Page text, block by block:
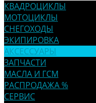
КВАДРОЦИКЛЫ
МОТОЦИКЛЫ
СНЕГОХОДЫ
ЭКИПИРОВКА
АКСЕССУАРЫ
ЗАПЧАСТИ
МАСЛА И ГСМ
РАСПРОДАЖА %
СЕРВИС